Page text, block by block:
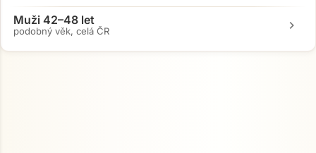
Muži 42–48 let
podobný věk, celá ČR chevron_right